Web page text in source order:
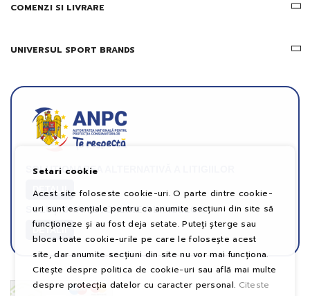
COMENZI SI LIVRARE
UNIVERSUL SPORT BRANDS
SOLUȚIONAREA ALTERNATIVĂ A LITIGIILOR
DETALII
SOLUȚIONAREA ONLINE A LITIGIILOR
DETALII
Setari cookie
Acest site foloseste cookie-uri. O parte dintre cookie-
uri sunt esențiale pentru ca anumite secțiuni din site să
funcționeze și au fost deja setate. Puteți șterge sau
bloca toate cookie-urile pe care le folosește acest
site, dar anumite secțiuni din site nu vor mai funcționa.
Citește despre politica de cookie-uri sau află mai multe
despre protecția datelor cu caracter personal. Citeste